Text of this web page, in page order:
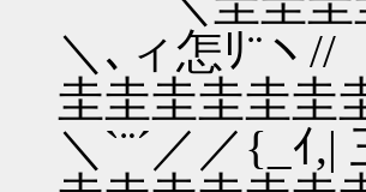
＼､ィ怎ﾘ¨ヽ
圭圭圭圭圭
＼`¨´／／{_ｲ,|